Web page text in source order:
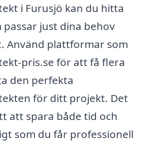
i Furusjö kan du hitta
passar just dina behov
Använd plattformar som
pris.se för att få flera
den perfekta
för ditt projekt. Det
att spara både tid och
som du får professionell